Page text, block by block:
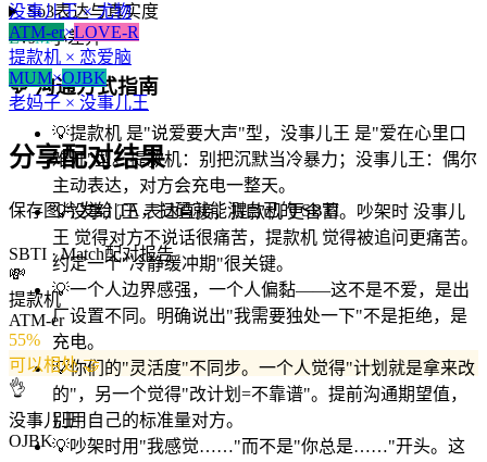
So3表达与真实度
LvsM小差异
💬沟通方式指南
💡提款机 是"说爱要大声"型，没事儿王 是"爱在心里口
难开"型。提款机：别把沉默当冷暴力；没事儿王：偶尔
主动表达，对方会充电一整天。
💡没事儿王 表达直接，提款机 更含蓄。吵架时 没事儿
王 觉得对方不说话很痛苦，提款机 觉得被追问更痛苦。
约定一个"冷静缓冲期"很关键。
💡一个人边界感强，一个人偏黏——这不是不爱，是出
厂设置不同。明确说出"我需要独处一下"不是拒绝，是
充电。
💡你们的"灵活度"不同步。一个人觉得"计划就是拿来改
的"，另一个觉得"改计划=不靠谱"。提前沟通期望值，
别用自己的标准量对方。
💡吵架时用"我感觉……"而不是"你总是……"开头。这
没事儿王 × 尤物
ATM-er×LOVE-R
提款机 × 恋爱脑
MUM×OJBK
老妈子 × 没事儿王
分享配对结果
保存图片发给 TA，扫码就能测自己的 SBTI
SBTI · Match配对报告
💸
提款机
ATM-er
55%
可以相处 🤝
👌
没事儿王
OJBK